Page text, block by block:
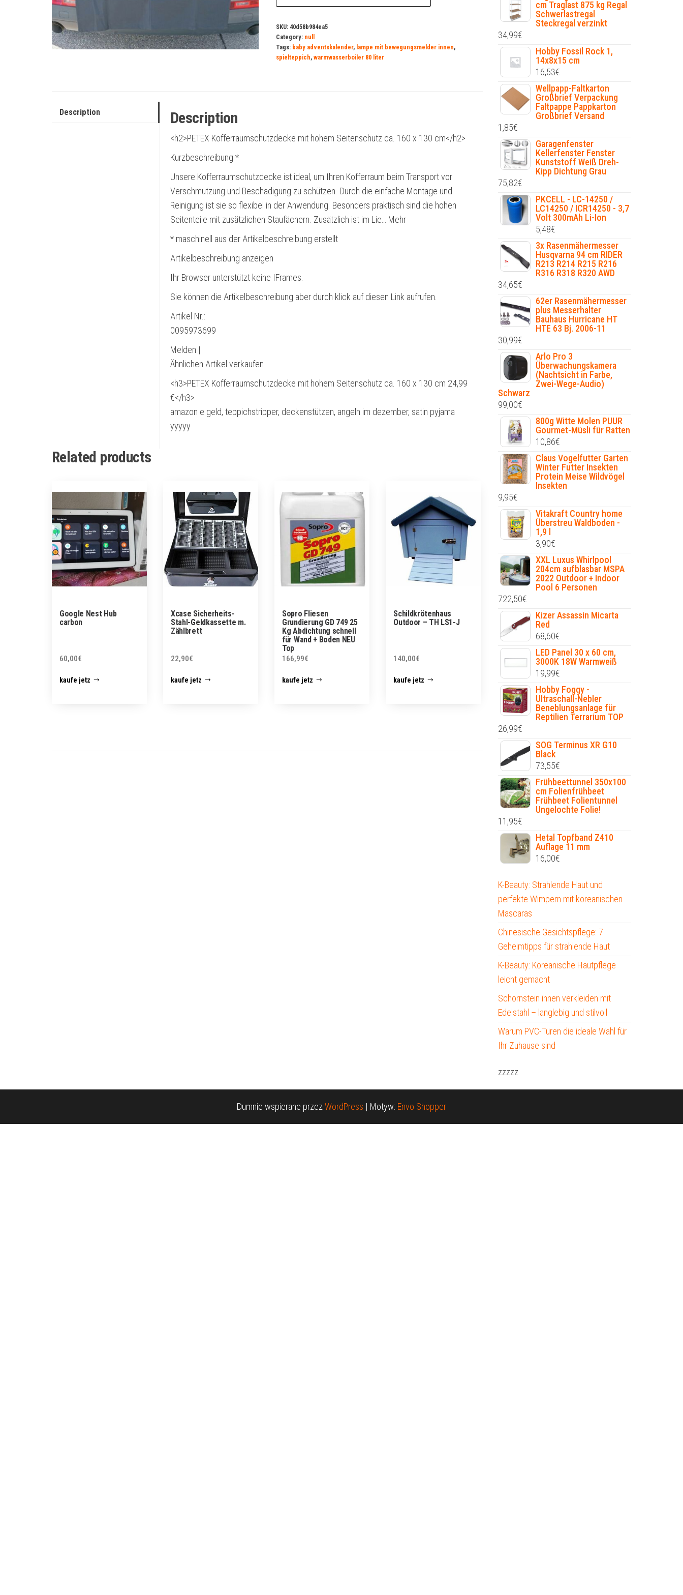
SKU: 40d58b984ea5
Category: null
Tags: baby adventskalender, lampe mit bewegungsmelder innen,
spielteppich, warmwasserboiler 80 liter
Description Description
<h2>PETEX Kofferraumschutzdecke mit hohem Seitenschutz ca. 160 x 130 cm</h2>
Kurzbeschreibung *
Unsere Kofferraumschutzdecke ist ideal, um Ihren Kofferraum beim Transport vor
Verschmutzung und Beschädigung zu schützen. Durch die einfache Montage und
Reinigung ist sie so flexibel in der Anwendung. Besonders praktisch sind die hohen
Seitenteile mit zusätzlichen Staufächern. Zusätzlich ist im Lie… Mehr
* maschinell aus der Artikelbeschreibung erstellt
Artikelbeschreibung anzeigen
Ihr Browser unterstützt keine IFrames.
Sie können die Artikelbeschreibung aber durch klick auf diesen Link aufrufen.
Artikel Nr.:
0095973699
Melden |
Ähnlichen Artikel verkaufen
<h3>PETEX Kofferraumschutzdecke mit hohem Seitenschutz ca. 160 x 130 cm 24,99
€</h3>
amazon e geld, teppichstripper, deckenstützen, angeln im dezember, satin pyjama
yyyyy
Related products
Google Nest Hub
carbon
60,00€
kaufe jetz
Xcase Sicherheits-
Stahl-Geldkassette m.
Zählbrett
22,90€
kaufe jetz
Sopro Fliesen
Grundierung GD 749 25
Kg Abdichtung schnell
für Wand + Boden NEU
Top
166,99€
kaufe jetz
Schildkrötenhaus
Outdoor – TH LS1-J
140,00€
kaufe jetz
cm Traglast 875 kg Regal
Schwerlastregal
Steckregal verzinkt
34,99€
Hobby Fossil Rock 1,
14x8x15 cm
16,53€
Wellpapp-Faltkarton
Großbrief Verpackung
Faltpappe Pappkarton
Großbrief Versand
1,85€
Garagenfenster
Kellerfenster Fenster
Kunststoff Weiß Dreh-
Kipp Dichtung Grau
75,82€
PKCELL - LC-14250 /
LC14250 / ICR14250 - 3,7
Volt 300mAh Li-Ion
5,48€
3x Rasenmähermesser
Husqvarna 94 cm RIDER
R213 R214 R215 R216
R316 R318 R320 AWD
34,65€
62er Rasenmähermesser
plus Messerhalter
Bauhaus Hurricane HT
HTE 63 Bj. 2006-11
30,99€
Arlo Pro 3
Überwachungskamera
(Nachtsicht in Farbe,
Zwei-Wege-Audio)
Schwarz
99,00€
800g Witte Molen PUUR
Gourmet-Müsli für Ratten
10,86€
Claus Vogelfutter Garten
Winter Futter Insekten
Protein Meise Wildvögel
Insekten
9,95€
Vitakraft Country home
Überstreu Waldboden -
1,9 l
3,90€
XXL Luxus Whirlpool
204cm aufblasbar MSPA
2022 Outdoor + Indoor
Pool 6 Personen
722,50€
Kizer Assassin Micarta
Red
68,60€
LED Panel 30 x 60 cm,
3000K 18W Warmweiß
19,99€
Hobby Foggy -
Ultraschall-Nebler
Beneblungsanlage für
Reptilien Terrarium TOP
26,99€
SOG Terminus XR G10
Black
73,55€
Frühbeettunnel 350x100
cm Folienfrühbeet
Frühbeet Folientunnel
Ungelochte Folie!
11,95€
Hetal Topfband Z410
Auflage 11 mm
16,00€
K-Beauty: Strahlende Haut und
perfekte Wimpern mit koreanischen
Mascaras
Chinesische Gesichtspflege: 7
Geheimtipps für strahlende Haut
K-Beauty: Koreanische Hautpflege
leicht gemacht
Schornstein innen verkleiden mit
Edelstahl – langlebig und stilvoll
Warum PVC-Türen die ideale Wahl für
Ihr Zuhause sind
zzzzz
Dumnie wspierane przez WordPress | Motyw: Envo Shopper